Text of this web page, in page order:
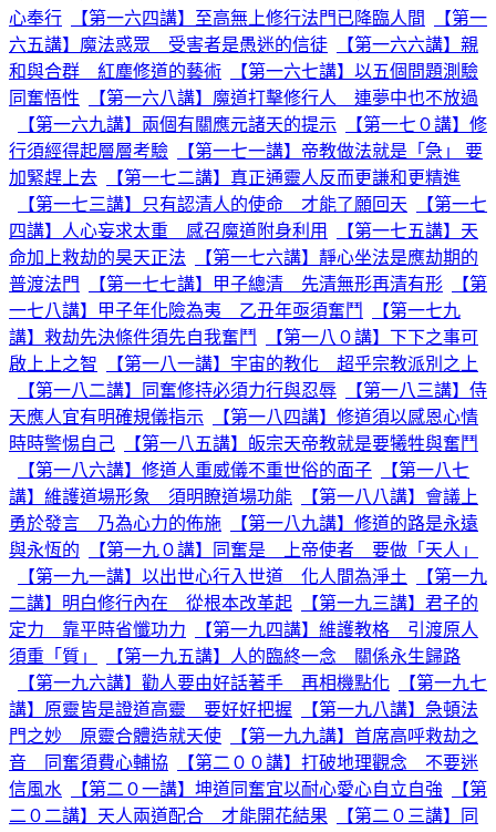
心奉行
【第一六四講】至高無上修行法門已降臨人間
【第一
六五講】魔法惑眾 受害者是愚迷的信徒
【第一六六講】親
和與合群 紅塵修道的藝術
【第一六七講】以五個問題測驗
同奮悟性
【第一六八講】魔道打擊修行人 連夢中也不放過
【第一六九講】兩個有關應元諸天的提示
【第一七０講】修
行須經得起層層考驗
【第一七一講】帝教做法就是「急」 要
加緊趕上去
【第一七二講】真正通靈人反而更謙和更精進
【第一七三講】只有認清人的使命 才能了願回天
【第一七
四講】人心妄求太重 感召魔道附身利用
【第一七五講】天
命加上救劫的昊天正法
【第一七六講】靜心坐法是應劫期的
普渡法門
【第一七七講】甲子總清 先清無形再清有形
【第
一七八講】甲子年化險為夷 乙丑年亟須奮鬥
【第一七九
講】救劫先決條件須先自我奮鬥
【第一八０講】下下之事可
啟上上之智
【第一八一講】宇宙的教化 超乎宗教派別之上
【第一八二講】同奮修持必須力行與忍辱
【第一八三講】侍
天應人宜有明確規儀指示
【第一八四講】修道須以感恩心情
時時警惕自己
【第一八五講】皈宗天帝教就是要犧牲與奮鬥
【第一八六講】修道人重威儀不重世俗的面子
【第一八七
講】維護道場形象 須明瞭道場功能
【第一八八講】會議上
勇於發言 乃為心力的佈施
【第一八九講】修道的路是永遠
與永恆的
【第一九０講】同奮是 上帝使者 要做「天人」
【第一九一講】以出世心行入世道 化人間為淨土
【第一九
二講】明白修行內在 從根本改革起
【第一九三講】君子的
定力 靠平時省懺功力
【第一九四講】維護教格 引渡原人
須重「質」
【第一九五講】人的臨終一念 關係永生歸路
【第一九六講】勸人要由好話著手 再相機點化
【第一九七
講】原靈皆是證道高靈 要好好把握
【第一九八講】急頓法
門之妙 原靈合體造就天使
【第一九九講】首席高呼救劫之
音 同奮須費心輔協
【第二００講】打破地理觀念 不要迷
信風水
【第二０一講】坤道同奮宜以耐心愛心自立自強
【第
二０二講】天人兩道配合 才能開花結果
【第二０三講】同